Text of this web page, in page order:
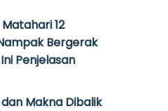
12
Bergerak
Penjelasan
Makna Dibalik